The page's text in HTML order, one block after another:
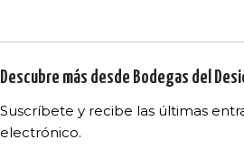
Descubre más desde Bodegas del
Suscríbete y recibe las últimas
electrónico.